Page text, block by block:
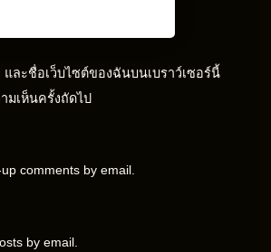
ละชื่อเว็บไซต์ของฉันบนเบราว์เซอร์นี้
มเห็นครั้งถัดไป
comments by email.
by email.